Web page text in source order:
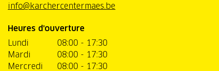
info@karchercentermaes.be
Heures d'ouverture
Lundi
08:00 - 17:30
Mardi
08:00 - 17:30
Mercredi
08:00 - 17:30